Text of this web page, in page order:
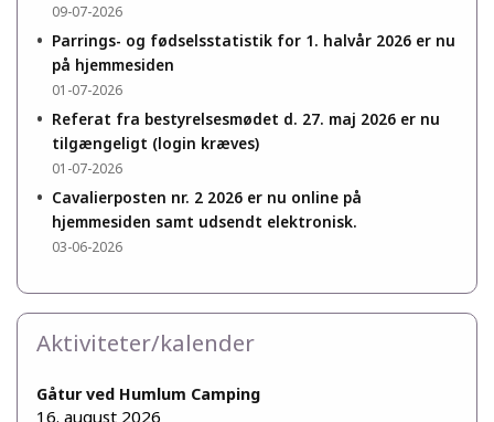
09-07-2026
• Parrings- og fødselsstatistik for 1. halvår 2026 er nu
på hjemmesiden
01-07-2026
• Referat fra bestyrelsesmødet d. 27. maj 2026 er nu
tilgængeligt (login kræves)
01-07-2026
• Cavalierposten nr. 2 2026 er nu online på
hjemmesiden samt udsendt elektronisk.
03-06-2026
Aktiviteter/kalender
Gåtur ved Humlum Camping
16. august 2026